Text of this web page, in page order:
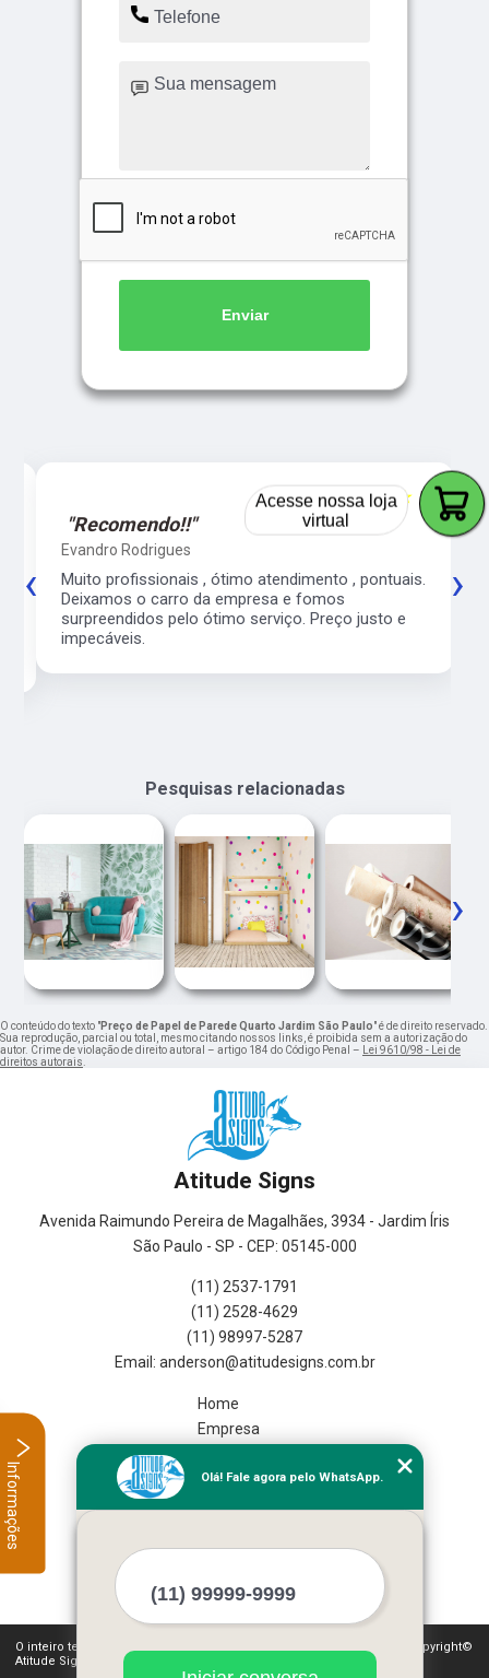
Enviar
5
☆☆☆☆☆
"Recomendo!!"
Evandro Rodrigues
Muito profissionais , ótimo atendimento , pontuais.
Deixamos o carro da empresa e fomos
surpreendidos pelo ótimo serviço. Preço justo e
impecáveis.
‹ ›
Pesquisas relacionadas
‹ ›
O conteúdo do texto "Preço de Papel de Parede Quarto Jardim São Paulo" é de direito reservado.
Sua reprodução, parcial ou total, mesmo citando nossos links, é proibida sem a autorização do
autor. Crime de violação de direito autoral – artigo 184 do Código Penal – Lei 9610/98 - Lei de
direitos autorais.
Atitude Signs
Avenida Raimundo Pereira de Magalhães, 3934 - Jardim Íris
São Paulo - SP - CEP: 05145-000
(11) 2537-1791
(11) 2528-4629
(11) 98997-5287
Home
Empresa
Serviços
Mais Serviços
O inteiro teor deste site está sujeito à proteção de direitos autorais. Copyright©
Atitude Signs (Lei 9610 de 19/02/1998)
Olá! Fale agora pelo WhatsApp.
Informações
Acesse nossa loja
virtual